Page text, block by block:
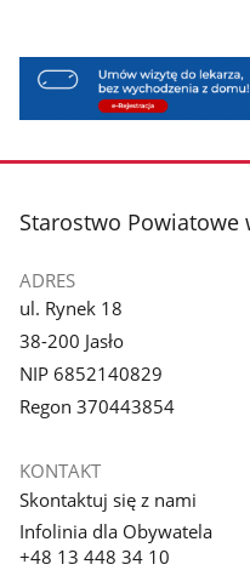
stopka
Starostwo Powiatowe
ADRES
ul. Rynek 18
38-200 Jasło
NIP 6852140829
Regon 370443854
KONTAKT
Skontaktuj się z nami
Infolinia dla Obywatela
+48 13 448 34 10